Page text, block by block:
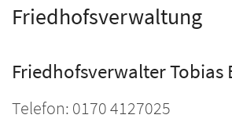
Friedhofsverwaltung
Friedhofsverwalter Tobias
Telefon: 0170 4127025